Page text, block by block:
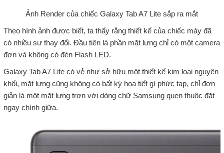
Ảnh Render của chiếc Galaxy Tab A7 Lite sắp ra mắt
Theo hình ảnh được biết, ta thấy rằng thiết kế của chiếc máy đã
có nhiều sự thay đổi. Đầu tiên là phần mặt lưng chỉ có một camera
đơn và không có đèn Flash LED.
Galaxy Tab A7 Lite có vẻ như sở hữu một thiết kế kim loại nguyên
khối, mặt lưng cũng không có bất kỳ họa tiết gì phức tạp, chỉ đơn
giản là một mặt lưng trơn với dòng chữ Samsung quen thuộc đặt
ngay chính giữa.